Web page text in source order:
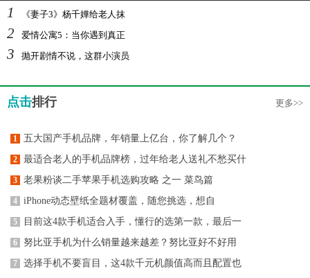
1 《妻子3》杨千嬅给老人抹
2 爱情公寓5：当你遇到真正
3 抛开剧情不说，这群小演员
点击排行 更多>>
1 五大国产手机品牌，年销量上亿台，你了解几个？
2 最适合老人的手机品牌榜，过年给老人送礼不愁买什
3 老果粉谈二手苹果手机选购攻略 之一 菜鸟篇
4 iPhone动态壁纸全题材覆盖，随您挑选，想自
5 目前这4款手机适合入手，懂行的选第一款，最后一
6 努比亚手机为什么销量越来越差？努比亚好不好用
7 选择手机不要盲目，这4款千元机颜值高而且配置也